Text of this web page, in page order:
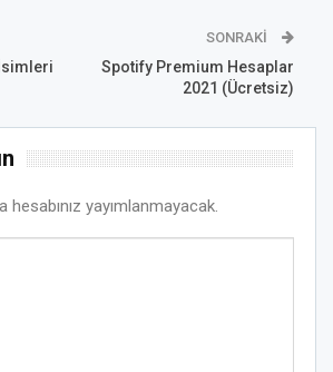
SONRAKI
Spotify Premium Hesaplar
2021 (Ücretsiz)
hesabınız yayımlanmayacak.